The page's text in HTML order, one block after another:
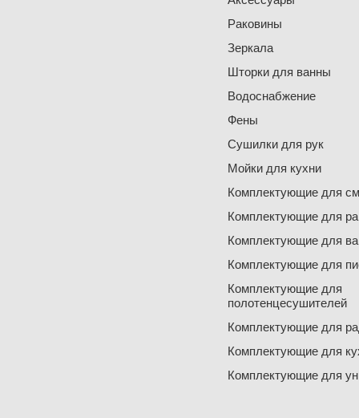
Раковины
Зеркала
Шторки для ванны
Водоснабжение
Фены
Сушилки для рук
Мойки для кухни
Комплектующие для
Комплектующие для
Комплектующие для
Комплектующие для
Комплектующие для
полотенцесушителей
Комплектующие для
Комплектующие для
Комплектующие для